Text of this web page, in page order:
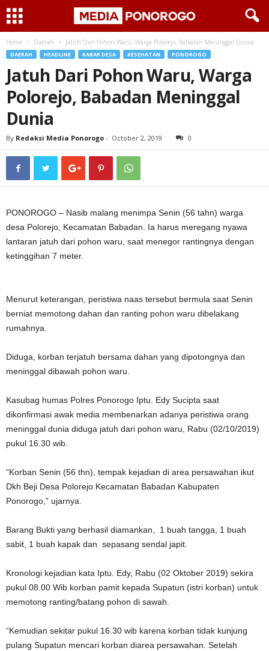
Home Daerah Jatuh Dari Pohon Waru, Warga Polorejo, Babadan Meninggal Dunia
DAERAH HEADLINE KABAR DESA KESEHATAN PONOROGO
Jatuh Dari Pohon Waru, Warga
Polorejo, Babadan Meninggal
Dunia
By Redaksi Media Ponorogo - October 2, 2019 0
PONOROGO – Nasib malang menimpa Senin (56 tahn) warga
desa Polorejo, Kecamatan Babadan. Ia harus meregang nyawa
lantaran jatuh dari pohon waru, saat menegor rantingnya dengan
ketinggihan 7 meter.
Menurut keterangan, peristiwa naas tersebut bermula saat Senin
berniat memotong dahan dan ranting pohon waru dibelakang
rumahnya.
Diduga, korban terjatuh bersama dahan yang dipotongnya dan
meninggal dibawah pohon waru.
Kasubag humas Polres Ponorogo Iptu. Edy Sucipta saat
dikonfirmasi awak media membenarkan adanya peristiwa orang
meninggal dunia diduga jatuh dari pohon waru, Rabu (02/10/2019)
pukul 16.30 wib.
“Korban Senin (56 thn), tempak kejadian di area persawahan ikut
Dkh Beji Desa Polorejo Kecamatan Babadan Kabupaten
Ponorogo,” ujarnya.
Barang Bukti yang berhasil diamankan, 1 buah tangga, 1 buah
sabit, 1 buah kapak dan sepasang sendal japit.
Kronologi kejadian kata Iptu. Edy, Rabu (02 Oktober 2019) sekira
pukul 08.00 Wib korban pamit kepada Supatun (istri korban) untuk
memotong ranting/batang pohon di sawah.
“Kemudian sekitar pukul 16.30 wib karena korban tidak kunjung
pulang Supatun mencari korban diarea persawahan. Setelah